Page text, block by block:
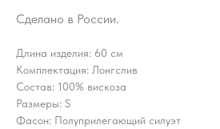
Сделано в России.
Длина изделия: 60 см
Комплектация: Лонгслив
Состав: 100% вискоза
Размеры: S
Фасон: Полуприлегающий силуэт